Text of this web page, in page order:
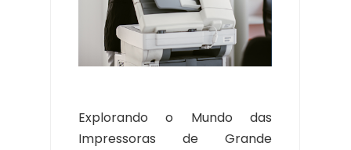
Explorando o Mundo das
Impressoras de Grande